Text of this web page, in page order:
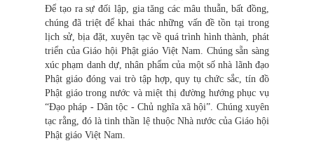
Để tạo ra sự đối lập, gia tăng các mâu thuẫn, bất đồng,
chúng đã triệt để khai thác những vấn đề tồn tại trong
lịch sử, bịa đặt, xuyên tạc về quá trình hình thành, phát
triển của Giáo hội Phật giáo Việt Nam. Chúng sẵn sàng
xúc phạm danh dự, nhân phẩm của một số nhà lãnh đạo
Phật giáo đóng vai trò tập hợp, quy tụ chức sắc, tín đồ
Phật giáo trong nước và miệt thị đường hướng phục vụ
“Đạo pháp - Dân tộc - Chủ nghĩa xã hội”. Chúng xuyên
tạc rằng, đó là tinh thần lệ thuộc Nhà nước của Giáo hội
Phật giáo Việt Nam.